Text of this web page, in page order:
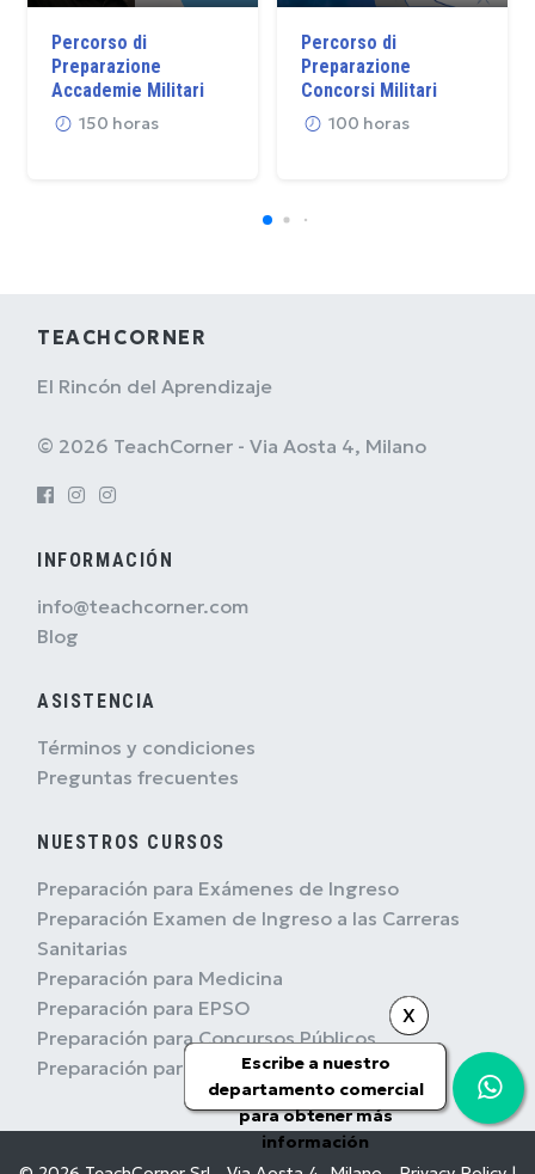
Percorso di
Preparazione
Accademie Militari
150 horas
Percorso di
Preparazione
Concorsi Militari
100 horas
X
Escribe a nuestro
departamento comercial
para obtener más
información
TEACHCORNER
El Rincón del Aprendizaje
© 2026 TeachCorner - Via Aosta 4, Milano
INFORMACIÓN
info@teachcorner.com
Blog
ASISTENCIA
Términos y condiciones
Preguntas frecuentes
NUESTROS CURSOS
Preparación para Exámenes de Ingreso
Preparación Examen de Ingreso a las Carreras
Sanitarias
Preparación para Medicina
Preparación para EPSO
Preparación para Concursos Públicos
Preparación para Concursos Militares